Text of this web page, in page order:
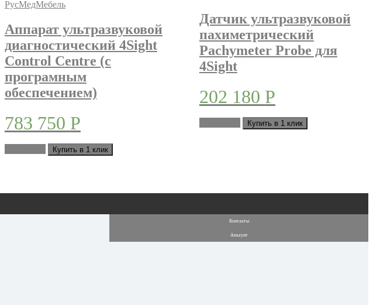
Аппарат ультразвуковой
диагностический 4Sight
Control Centre (с
програмным
обеспечением)
783 750 Р
Купить в 1 клик
Датчик ультразвуковой
пахиметрический
Pachymeter Probe для
4Sight
202 180 Р
Купить в 1 клик
Контакты
Аккаунт